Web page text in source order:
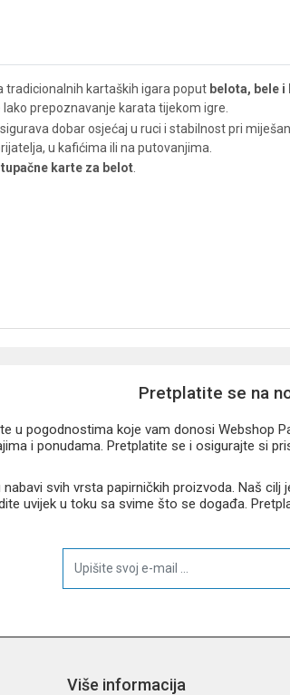
tradicionalnih kartaških igara poput belota, bele i
prepoznavanje karata tijekom igre.
dobar osjećaj u ruci i stabilnost pri
u kafićima ili na putovanjima.
karte za belot
Pretplatite se na
u pogodnostima koje vam donosi Webshop
i ponudama. Pretplatite se i osigurajte si
svih vrsta papirničkih proizvoda. Naš
uvijek u toku sa svime što se događa.
Više informacija